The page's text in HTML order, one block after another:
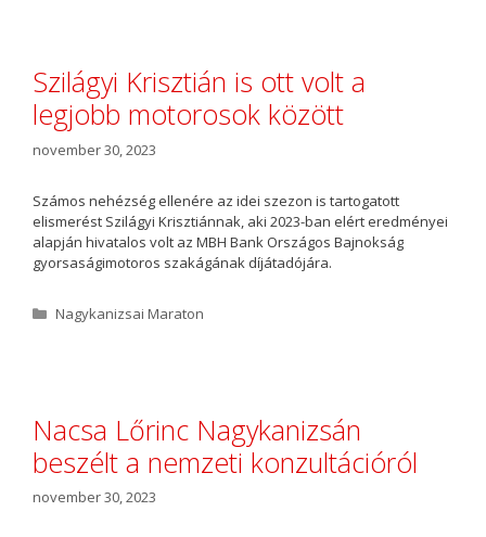
Szilágyi Krisztián is ott volt a
legjobb motorosok között
november 30, 2023
Számos nehézség ellenére az idei szezon is tartogatott
elismerést Szilágyi Krisztiánnak, aki 2023-ban elért eredményei
alapján hivatalos volt az MBH Bank Országos Bajnokság
gyorsaságimotoros szakágának díjátadójára.
K
r
i
a
Nagykanizsai Maraton
Nacsa Lőrinc Nagykanizsán
beszélt a nemzeti konzultációról
november 30, 2023